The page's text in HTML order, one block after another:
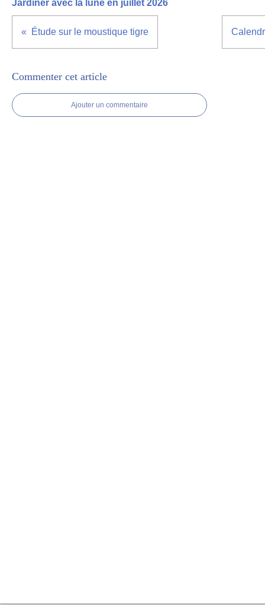
Jardiner avec la lune en juillet 2026
Étude sur le moustique tigre
Commenter cet article
Ajouter un commentaire